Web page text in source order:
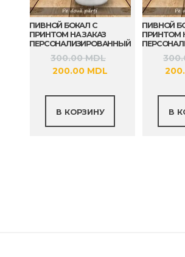
ПИВНОЙ БОКАЛ С
ПРИНТОМ НА ЗАКАЗ
ПЕРСОНАЛИЗИРОВАННЫЙ
300.00MDL
300.00 MDL.
200.00 MDL
200.00 MDL.
В КОРЗИНУ
ПИВНОЙ
ПРИНТОМ
В